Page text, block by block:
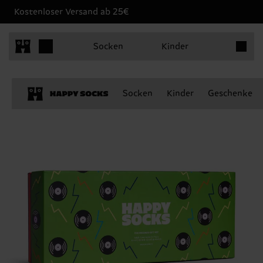
Kostenloser Versand ab 25€
Socken Kinder
Socken Kinder Geschenke